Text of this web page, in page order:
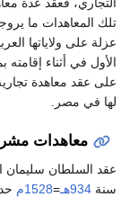
التجاري، فعقد عدة
تلك المعاهدات ما
عزلة على ولاياتها
على عقد معاهدة
لها في مصر.
معاهدات
عقد السلطان سليمان
سنة 934هـ =1528م